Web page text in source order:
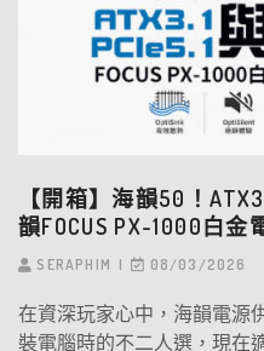
【開箱】海韻50！
韻FOCUS PX-1000白金
SERAPHIM 08/03/2026
在資深玩家心中，海韻電源
裝電腦時的不二人選，現在